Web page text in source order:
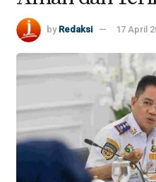
by Redaksi 17 April